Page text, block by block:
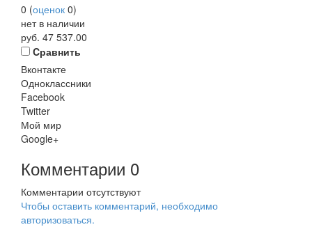
0 (оценок 0)
нет в наличии
руб. 47 537.00
Cравнить
Вконтакте
Одноклассники
Facebook
Twitter
Мой мир
Google+
Комментарии 0
Комментарии отсутствуют
Чтобы оставить комментарий, необходимо
авторизоваться.